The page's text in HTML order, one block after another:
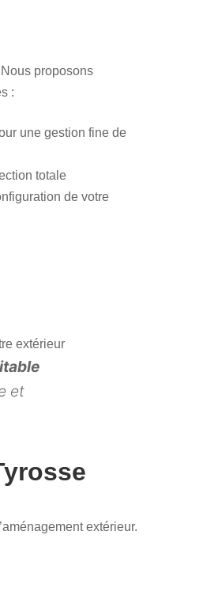
proposons
:
une gestion fine de
totale
de votre
extérieur
et
extérieur.